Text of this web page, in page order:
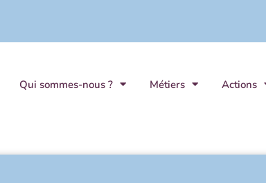
Qui sommes-nous ? Métiers Actions